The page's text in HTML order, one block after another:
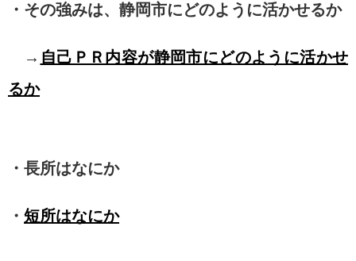
・その強みは、静岡市にどのように活かせるか
→ 自己ＰＲ内容が静岡市にどのように活かせ
るか
・長所はなにか
・ 短所はなにか